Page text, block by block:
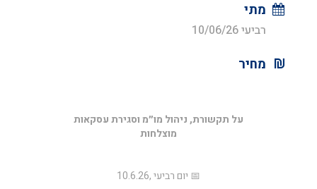
מתי
רביעי 10/06/26
מחיר
על תקשורת, ניהול מו״מ וסגירת עסקאות
מוצלחות
📅 יום רביעי ,10.6.26